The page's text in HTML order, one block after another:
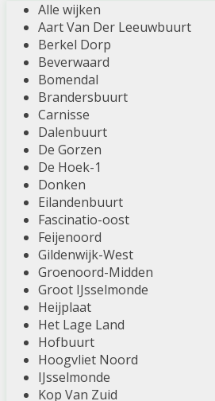
Alle wijken
Aart Van Der Leeuwbuurt
Berkel Dorp
Beverwaard
Bomendal
Brandersbuurt
Carnisse
Dalenbuurt
De Gorzen
De Hoek-1
Donken
Eilandenbuurt
Fascinatio-oost
Feijenoord
Gildenwijk-West
Groenoord-Midden
Groot IJsselmonde
Heijplaat
Het Lage Land
Hofbuurt
Hoogvliet Noord
IJsselmonde
Kop Van Zuid